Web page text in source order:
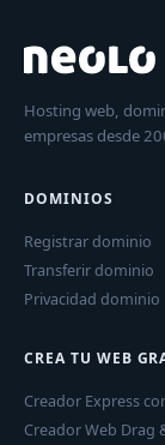
Hosting web,
empresas desde
DOMINIOS
Registrar dominio
Transferir dominio
Privacidad dominio
CREA TU WEB
Creador Express
Creador Web Drag